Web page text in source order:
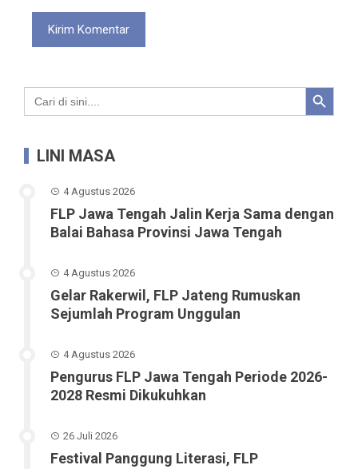
Search
for:
Search Button
LINI MASA
4 Agustus 2026
FLP Jawa Tengah Jalin Kerja Sama dengan
Balai Bahasa Provinsi Jawa Tengah
4 Agustus 2026
Gelar Rakerwil, FLP Jateng Rumuskan
Sejumlah Program Unggulan
4 Agustus 2026
Pengurus FLP Jawa Tengah Periode 2026-
2028 Resmi Dikukuhkan
26 Juli 2026
Festival Panggung Literasi, FLP